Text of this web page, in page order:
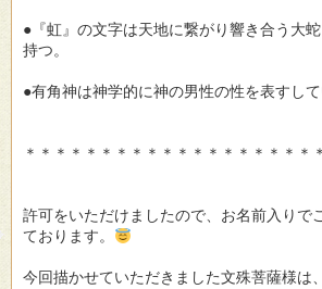
●『虹』の文字は天地に繋がり響き合う大
持つ。
●有角神は神学的に神の男性の性を表すして
＊＊＊＊＊＊＊＊＊＊＊＊＊＊＊＊＊＊＊＊
許可をいただけましたので、お名前入りで
ております。
今回描かせていただきました文殊菩薩様は、